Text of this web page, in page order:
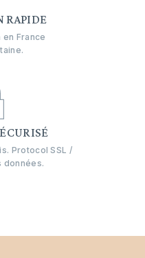
RAPIDE
France
Protocol SSL /
données.